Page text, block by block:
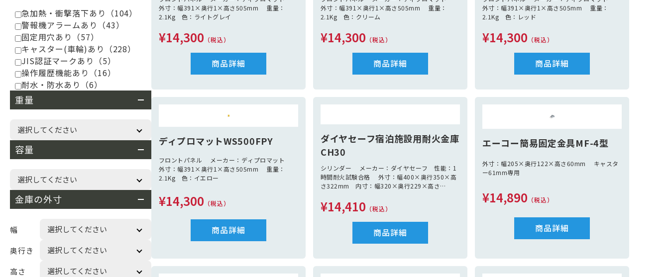
急加熱・衝撃落下あり
（104）
警報機アラームあり
（43）
固定用穴あり
（57）
キャスター(車輪)あり
（228）
JIS認証マークあり
（5）
操作履歴機能あり
（16）
耐水・防水あり
（6）
重量
容量
金庫の外寸
幅
奥行き
高さ
外寸：幅391×奥行1×高さ505mm 重量：
2.1Kg 色：ライトグレイ
¥14,300 （税込）
商品詳細
外寸：幅391×奥行1×高さ505mm 重量：
2.1Kg 色：クリーム
¥14,300 （税込）
商品詳細
外寸：幅391×奥行1×高さ505mm 重量：
2.1Kg 色：レッド
¥14,300 （税込）
商品詳細
ディプロマットWS500FPY
フロントパネル メーカー：ディプロマット
外寸：幅391×奥行1×高さ505mm 重量：
2.1Kg 色：イエロー
¥14,300 （税込）
商品詳細
ダイヤセーフ宿泊施設用耐火金庫
CH30
シリンダー メーカー：ダイヤセーフ 性能：1
時間耐火試験合格 外寸：幅400×奥行350×高
さ322mm 内寸：幅320×奥行229×高さ
出し1個
¥14,410 （税込）
商品詳細
エーコー簡易固定金具MF-4型
外寸：幅205×奥行122×高さ60mm キャスタ
ー61mm専用
¥14,890 （税込）
商品詳細